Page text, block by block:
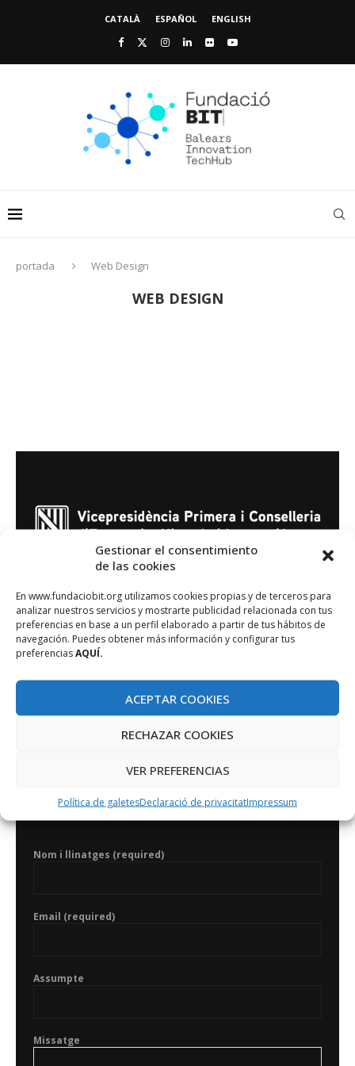
Gestionar el consentimiento
de las cookies
En www.fundaciobit.org utilizamos cookies propias y de terceros para
analizar nuestros servicios y mostrarte publicidad relacionada con tus
preferencias en base a un perfil elaborado a partir de tus hábitos de
navegación. Puedes obtener más información y configurar tus
preferenciasAQUÍ.
ACEPTAR COOKIES
RECHAZAR COOKIES
VER PREFERENCIAS
Política de galetesDeclaració de privacitatImpressum
CATALÀ ESPAÑOL ENGLISH
portada Web Design
WEB DESIGN
Avís legal
Política de privacitat
Política de galetes
CONTACTA AMB NOSALTRES A
Nom i llinatges (required)
Email (required)
Assumpte
Missatge